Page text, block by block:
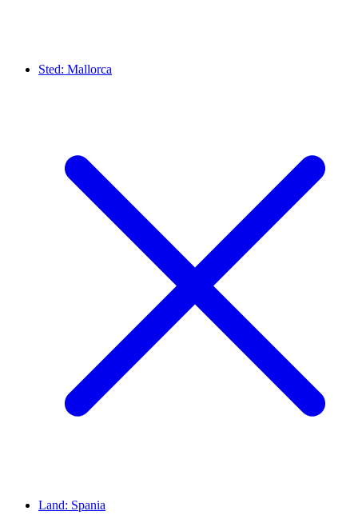
Sted: Mallorca
Land: Spania